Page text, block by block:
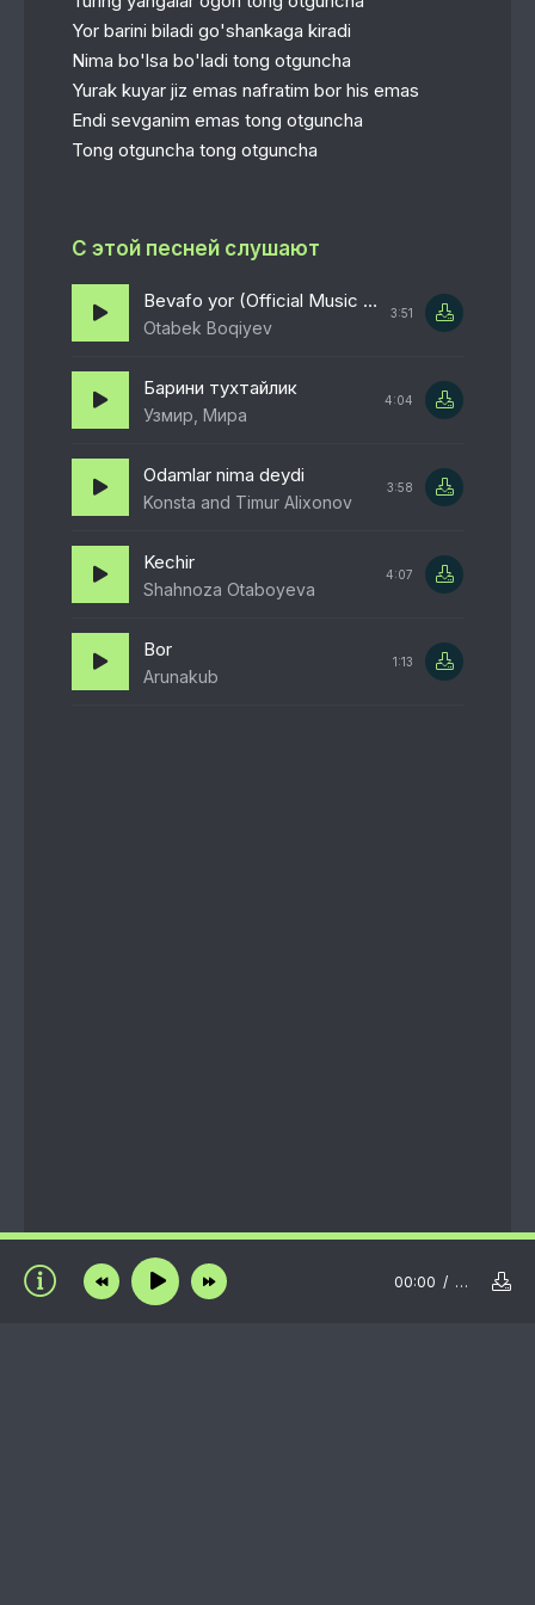
Yor barini biladi go'shankaga kiradi
Nima bo'lsa bo'ladi tong otguncha
Yurak kuyar jiz emas nafratim bor his emas
Endi sevganim emas tong otguncha
Tong otguncha tong otguncha
С этой песней слушают
Bevafo yor (Official Music Video)
Otabek Boqiyev
3:51
Барини тухтайлик
Узмир, Мира
4:04
Odamlar nima deydi
Konsta and Timur Alixonov
3:58
Kechir
Shahnoza Otaboyeva
4:07
Bor
Arunakub
1:13
00:00 …